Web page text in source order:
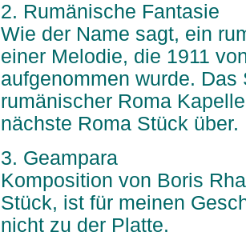
2. Rumänische Fantasie
Wie der Name sagt, ein
einer Melodie, die 1911
aufgenommen wurde.
rumänischer Roma
nächste Roma Stück über.
3. Geampara
Komposition von Boris
Stück, ist für meinen
nicht zu der Platte.